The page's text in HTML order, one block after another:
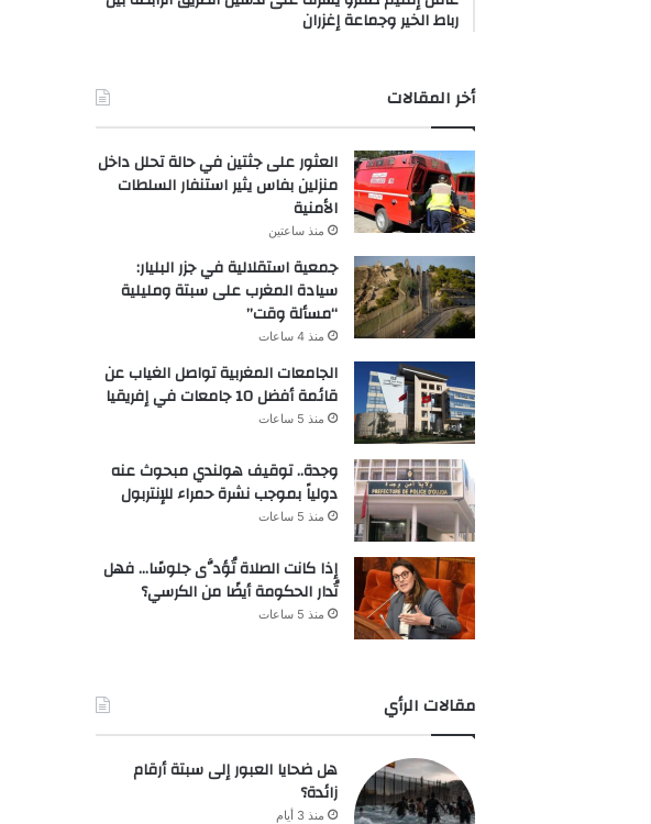
رباط الخير وجماعة إغزران
أخر المقالات
العثور على جثتين في حالة تحلل داخل
منزلين بفاس يثير استنفار السلطات
الأمنية
منذ ساعتين
جمعية استقلالية في جزر البليار:
سيادة المغرب على سبتة ومليلية
“مسألة وقت”
منذ 4 ساعات
الجامعات المغربية تواصل الغياب عن
قائمة أفضل 10 جامعات في إفريقيا
منذ 5 ساعات
وجدة.. توقيف هولندي مبحوث عنه
دولياً بموجب نشرة حمراء للإنتربول
منذ 5 ساعات
إذا كانت الصلاة تُؤدَّى جلوسًا… فهل
تُدار الحكومة أيضًا من الكرسي؟
منذ 5 ساعات
مقالات الرأي
هل ضحايا العبور إلى سبتة أرقام
زائدة؟
منذ 3 أيام